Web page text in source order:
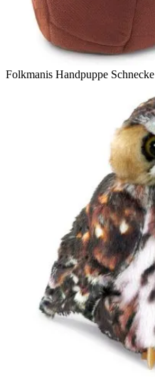
Folkmanis Handpuppe Schnecke